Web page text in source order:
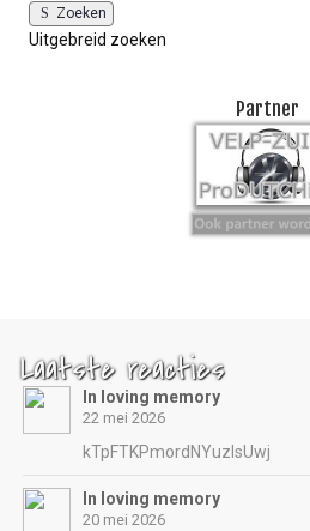
Zoeken
Uitgebreid zoeken
Partner
Laatste reacties
In loving memory
22 mei 2026
kTpFTKPmordNYuzIsUwj
In loving memory
20 mei 2026